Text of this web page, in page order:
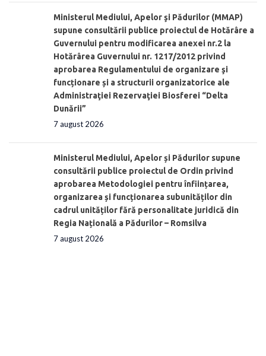
Ministerul Mediului, Apelor şi Pădurilor (MMAP)
supune consultării publice proiectul de Hotărâre a
Guvernului pentru modificarea anexei nr.2 la
Hotărârea Guvernului nr. 1217/2012 privind
aprobarea Regulamentului de organizare şi
funcționare și a structurii organizatorice ale
Administraţiei Rezervaţiei Biosferei “Delta
Dunării”
7 august 2026
Ministerul Mediului, Apelor și Pădurilor supune
consultării publice proiectul de Ordin privind
aprobarea Metodologiei pentru înființarea,
organizarea și funcționarea subunităților din
cadrul unităților fără personalitate juridică din
Regia Națională a Pădurilor – Romsilva
7 august 2026